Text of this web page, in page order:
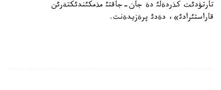
تارتؤدئث كذردةلئ دة جان-جاقتئ مذمكئندئكتةرئن
قاراستئرادئ»، دةدئ پرةزيدةنت.